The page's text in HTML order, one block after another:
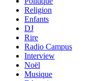
Religion
Enfants
DJ
Rire
Radio Campus
Interview
Noël
Musique